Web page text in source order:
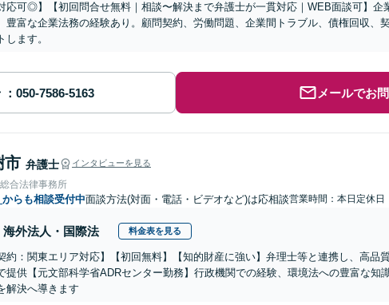
応可◎】【初回問合せ無料｜相談〜解決まで弁護士が一貫対応｜WEB面談可】
豊富な企業法務の経験あり。顧問契約、労働問題、企業間トラブル、債権回収、
します。
メールでお
市 弁護士 インタビューを見る
合法律事務所
からも相談受付中面談方法(対面・電話・ビデオなど)は応相談営業時間：本日定休日
海外法人・国際法 料金表を見る
約：関東エリア対応】【初回無料】【知的財産に強い】弁理士等と連携し、高品
提供【元文部科学省ADRセンター勤務】行政機関での経験、環境法への豊富な知
解決へ導きます